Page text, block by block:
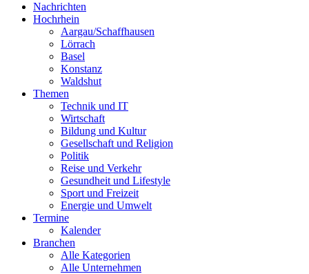
Nachrichten
Hochrhein
Aargau/Schaffhausen
Lörrach
Basel
Konstanz
Waldshut
Themen
Technik und IT
Wirtschaft
Bildung und Kultur
Gesellschaft und Religion
Politik
Reise und Verkehr
Gesundheit und Lifestyle
Sport und Freizeit
Energie und Umwelt
Termine
Kalender
Branchen
Alle Kategorien
Alle Unternehmen